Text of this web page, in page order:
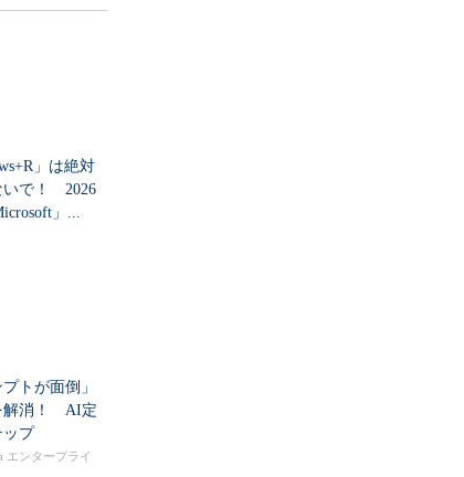
」は絶対
いで！ 2026
」...
プトが面倒」
解消！ AI定
ップ
エンタープライ